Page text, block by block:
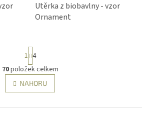
Utěrka z biobavlny - vzor
Ornament
O
v
l
S
t
r
á
n
k
v
1 4
70položek celkem
NAHORU